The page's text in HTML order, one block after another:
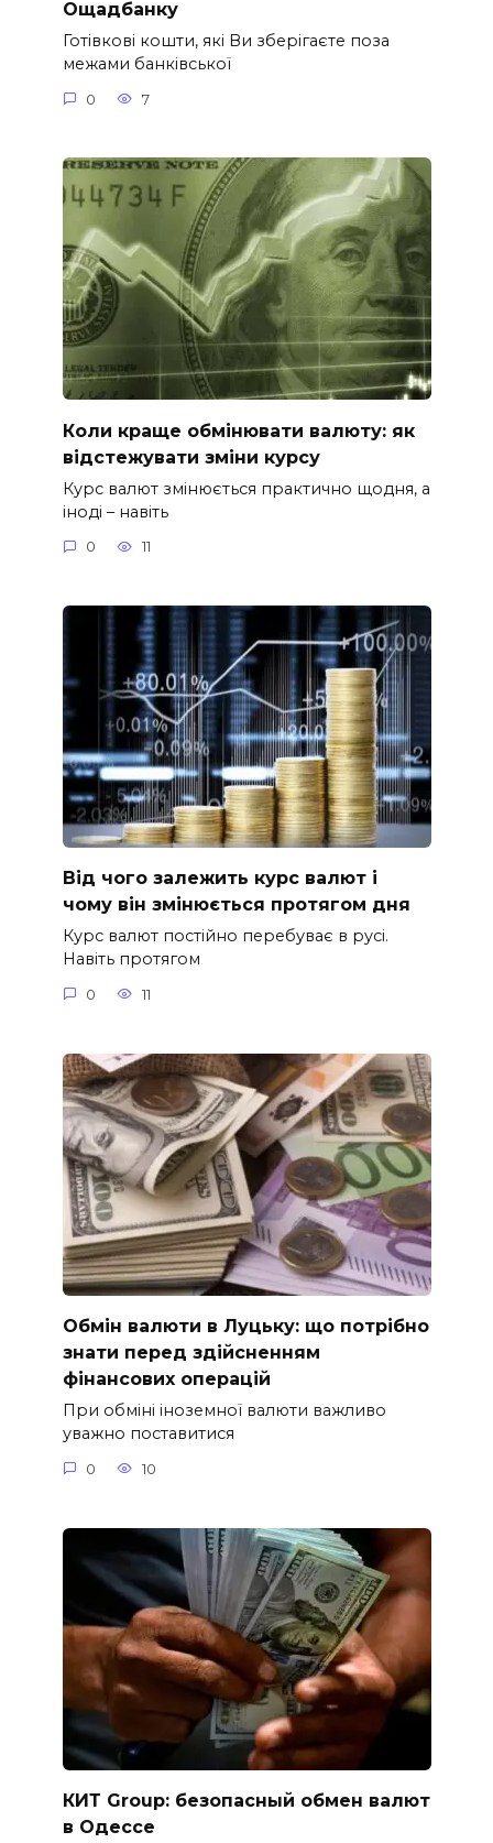
Ощадбанку
Готівкові кошти, які Ви зберігаєте поза
межами банківської
0 7
Коли краще обмінювати валюту: як
відстежувати зміни курсу
Курс валют змінюється практично щодня, а
іноді – навіть
0 11
Від чого залежить курс валют і
чому він змінюється протягом дня
Курс валют постійно перебуває в русі.
Навіть протягом
0 11
Обмін валюти в Луцьку: що потрібно
знати перед здійсненням
фінансових операцій
При обміні іноземної валюти важливо
уважно поставитися
0 10
КИТ Group: безопасный обмен валют
в Одессе